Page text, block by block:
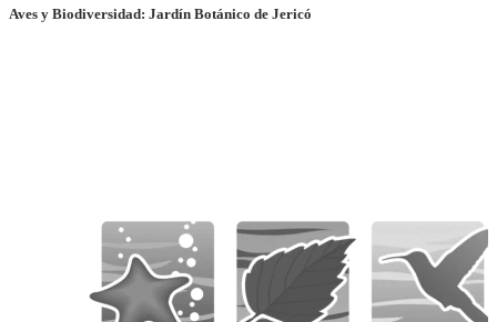
Aves y Biodiversidad: Jardín Botánico de Jericó